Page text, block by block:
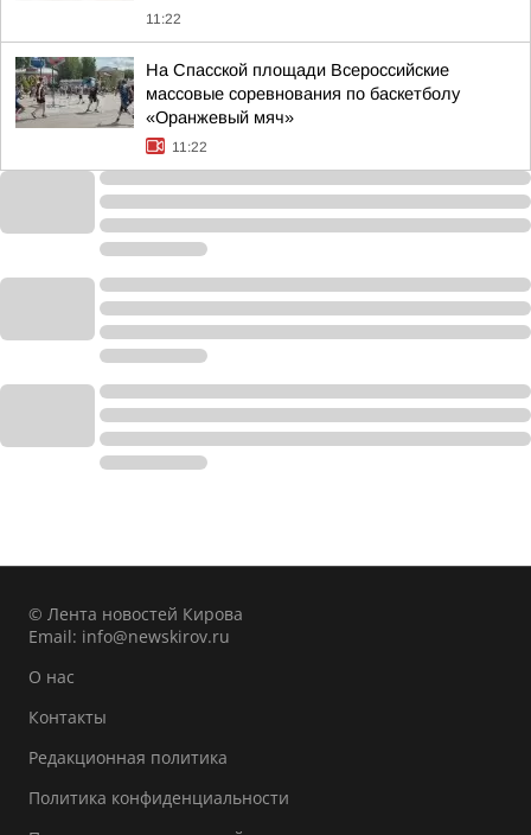
11:22
На Спасской площади Всероссийские
массовые соревнования по баскетболу
«Оранжевый мяч»
11:22
© Лента новостей Кирова
Email: info@newskirov.ru
О нас
Контакты
Редакционная политика
Политика конфиденциальности